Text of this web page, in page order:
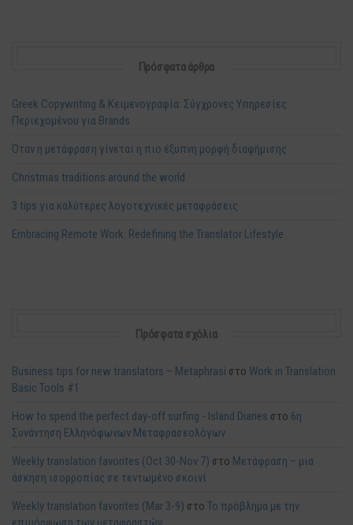
Πρόσφατα άρθρα
Greek Copywriting & Κειμενογραφία: Σύγχρονες Υπηρεσίες
Περιεχομένου για Brands
Όταν η μετάφραση γίνεται η πιο έξυπνη μορφή διαφήμισης
Christmas traditions around the world
3 tips για καλύτερες λογοτεχνικές μεταφράσεις
Embracing Remote Work: Redefining the Translator Lifestyle
Πρόσφατα σχόλια
Business tips for new translators – Metaphrasi στο Work in Translation
Basic Tools #1
How to spend the perfect day-off surfing - Island Diaries στο 6η
Συνάντηση Ελληνόφωνων Μεταφρασεολόγων
Weekly translation favorites (Oct 30-Nov 7) στο Μετάφραση – μια
άσκηση ισορροπίας σε τεντωμένο σκοινί
Weekly translation favorites (Mar 3-9) στο Το πρόβλημα με την